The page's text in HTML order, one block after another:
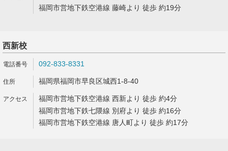
福岡市営地下鉄空港線 藤崎より 徒歩 約19分
西新校
092-833-8331
福岡県福岡市早良区城西1-8-40
福岡市営地下鉄空港線 西新より 徒歩 約4分
福岡市営地下鉄七隈線 別府より 徒歩 約16分
福岡市営地下鉄空港線 唐人町より 徒歩 約17分